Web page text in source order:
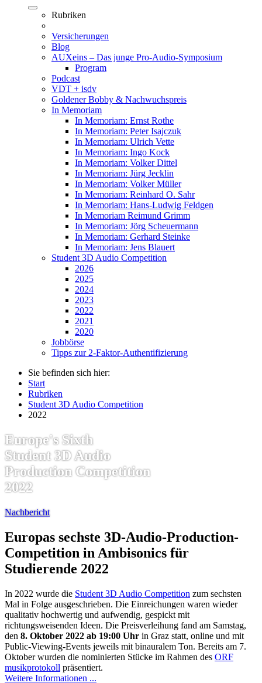
Rubriken
Versicherungen
Blog
AUXeins – Das junge Pro-Audio-Symposium
Program
Podcast
VDT + isdv
Goldener Bobby & Nachwuchspreis
In Memoriam
In Memoriam: Ernst Rothe
In Memoriam: Peter Isajczuk
In Memoriam: Ulrich Vette
In Memoriam: Ingo Kock
In Memoriam: Volker Dittel
In Memoriam: Jürg Jecklin
In Memoriam: Volker Müller
In Memoriam: Reinhard O. Sahr
In Memoriam: Hans-Ludwig Feldgen
In Memoriam Reimund Grimm
In Memoriam: Jörg Scheuermann
In Memoriam: Gerhard Steinke
In Memoriam: Jens Blauert
Student 3D Audio Competition
2026
2025
2024
2023
2022
2021
2020
Jobbörse
Tipps zur 2-Faktor-Authentifizierung
Sie befinden sich hier:
Start
Rubriken
Student 3D Audio Competition
2022
Europe's Sixth
Student 3D Audio
Production Competition
2022
Nachbericht
Europas sechste 3D-Audio-Production-
Competition in Ambisonics für
Studierende 2022
In 2022 wurde die Student 3D Audio Competition zum sechsten
Mal in Folge ausgeschrieben. Die Einreichungen waren wieder
qualitativ hochwertig und aufwendig, gespickt mit
richtungsweisenden Ideen. Die Preisverleihung fand am Samstag,
den 8. Oktober 2022 ab 19:00 Uhr in Graz statt, online und mit
Public-Viewing-Events jeweils mit binauralem Ton. Bereits am 7.
Oktober wurden die nominierten Stücke im Rahmen des ORF
musikprotokoll präsentiert.
Weitere Informationen ...